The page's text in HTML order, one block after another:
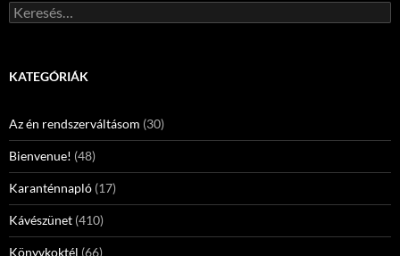
Keresés:
KATEGÓRIÁK
Az én rendszerváltásom (30)
Bienvenue! (48)
Karanténnapló (17)
Kávészünet (410)
Könyvkoktél (66)